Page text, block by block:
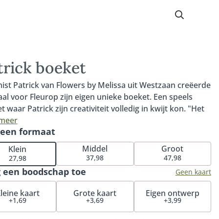
boeket
Patrick van Flowers by Melissa uit Westzaan creëerde
voor Fleurop zijn eigen unieke boeket. Een speels
waar Patrick zijn creativiteit volledig in kwijt kon. "Het
is kleurrijk, in plukstijl (mijn favoriet) en past helemaal
Een absolute favoriet door de kleurstelling en speelse
van schikken. Ideaal om jezelf cadeau te doen of
of vrienden mee te verrassen. Tip: combineer met onze
vaas. De perfecte match voor dit boeket. Of maak
extra speciaal met onze heerlijke ambachtelijke
chocolade of feestelijke bubbels. Het boeket van
maakt onderdeel uit van de 'Bloemisten collectie'. Een
gemaakt door onze lokale Fleurop bloemisten.
formaat
Klein
27,98
Middel
37,98
Groot
47,98
een boodschap toe Geen kaart
kaart
+1,69
Grote kaart
+3,69
Eigen ontwerp
+3,99